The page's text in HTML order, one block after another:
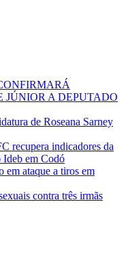
A DEPUTADO
de Roseana Sarney
recupera indicadores da
Ideb em Codó
ataque a tiros em
contra três irmãs